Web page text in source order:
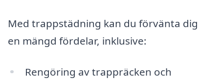
Med trappstädning kan du förvänta dig
en mängd fördelar, inklusive:
Rengöring av trappräcken och